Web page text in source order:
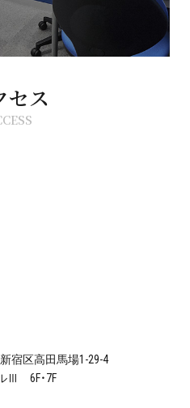
セス
宿区高田馬場1-29-4
Ⅲ 6F・7F